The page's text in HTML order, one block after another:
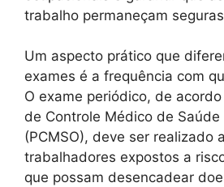
trabalho permaneçam
Um aspecto prático que
exames é a frequência com
O exame periódico, de
de Controle Médico de Saúde
(PCMSO), deve ser realizado
trabalhadores expostos a
que possam desencadear